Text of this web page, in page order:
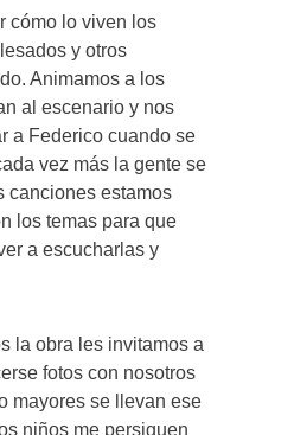
cómo lo viven los
y otros
Animamos a los
al escenario y nos
a Federico cuando se
vez más la gente se
canciones estamos
los temas para que
a escucharlas y
la obra les invitamos a
fotos con nosotros
mayores se llevan ese
niños me persiguen